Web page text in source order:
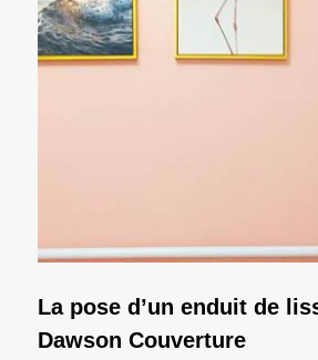
La pose d’un enduit de
Dawson Couverture